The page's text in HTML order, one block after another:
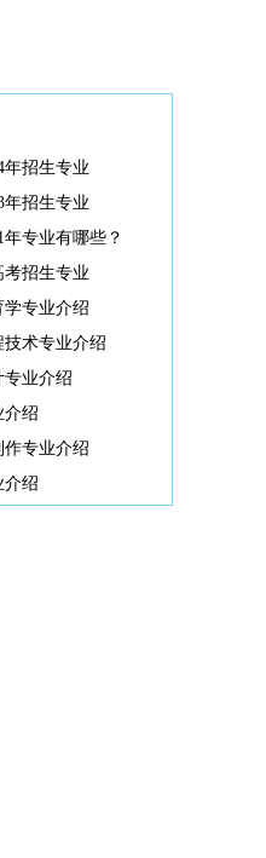
年招生专业
年招生专业
专业有哪些？
考招生专业
专业介绍
术专业介绍
业介绍
介绍
专业介绍
介绍